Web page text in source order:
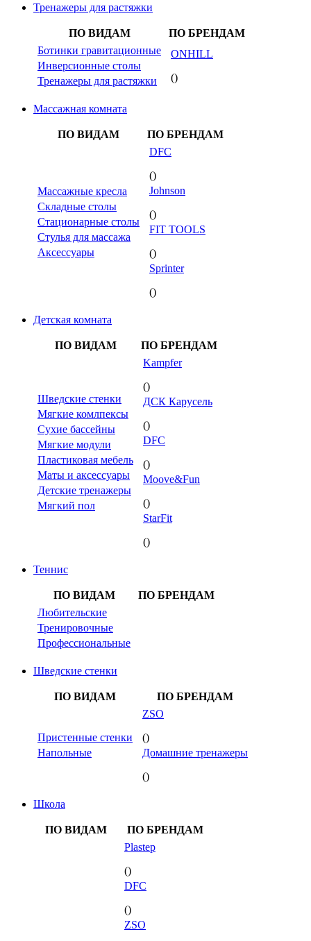
Тренажеры для растяжки
ПО ВИДАМ
ПО БРЕНДАМ
Ботинки гравитационные
Инверсионные столы
Тренажеры для растяжки
ONHILL
()
Массажная комната
ПО ВИДАМ ПО БРЕНДАМ
Массажные кресла
Складные столы
Стационарные столы
Стулья для массажа
Аксессуары
DFC
()
Johnson
()
FIT TOOLS
()
Sprinter
()
Детская комната
ПО ВИДАМ ПО БРЕНДАМ
Шведские стенки
Мягкие комлпексы
Сухие бассейны
Мягкие модули
Пластиковая мебель
Маты и аксессуары
Детские тренажеры
Мягкий пол
Kampfer
()
ДСК Карусель
()
DFC
()
Moove&Fun
()
StarFit
()
Теннис
ПО ВИДАМ
ПО БРЕНДАМ
Любительские
Тренировочные
Профессиональные
Шведские стенки
ПО ВИДАМ ПО БРЕНДАМ
Пристенные стенки
Напольные
ZSO
()
Домашние тренажеры
()
Школа
ПО ВИДАМ ПО БРЕНДАМ
Plastep
()
DFC
()
ZSO